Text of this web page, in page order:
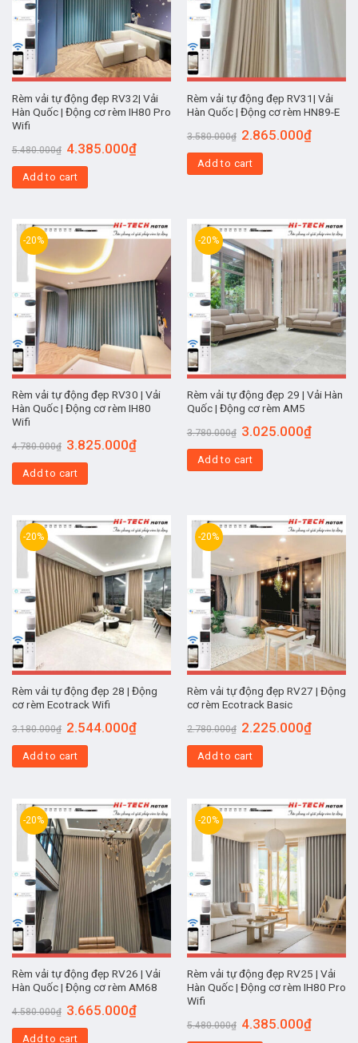
Rèm vải tự động đẹp RV32| Vải
Hàn Quốc | Động cơ rèm IH80 Pro
Wifi
5.480.000₫ 4.385.000₫
Add to cart
Rèm vải tự động đẹp RV31| Vải
Hàn Quốc | Động cơ rèm HN89-E
3.580.000₫ 2.865.000₫
Add to cart
-20%
Rèm vải tự động đẹp RV30 | Vải
Hàn Quốc | Động cơ rèm IH80
Wifi
4.780.000₫ 3.825.000₫
Add to cart
-20%
Rèm vải tự động đẹp 29 | Vải Hàn
Quốc | Động cơ rèm AM5
3.780.000₫ 3.025.000₫
Add to cart
-20%
Rèm vải tự động đẹp 28 | Động
cơ rèm Ecotrack Wifi
3.180.000₫ 2.544.000₫
Add to cart
-20%
Rèm vải tự động đẹp RV27 | Động
cơ rèm Ecotrack Basic
2.780.000₫ 2.225.000₫
Add to cart
-20%
Rèm vải tự động đẹp RV26 | Vải
Hàn Quốc | Động cơ rèm AM68
4.580.000₫ 3.665.000₫
Add to cart
-20%
Rèm vải tự động đẹp RV25 | Vải
Hàn Quốc | Động cơ rèm IH80 Pro
Wifi
5.480.000₫ 4.385.000₫